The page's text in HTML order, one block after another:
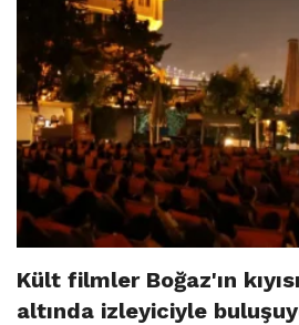
Kült filmler Boğaz'ın
altında izleyiciyle